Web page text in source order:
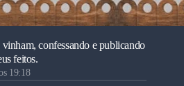
confessando e publicando
feitos.
19:18